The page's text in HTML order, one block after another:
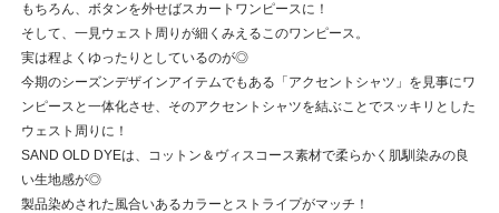
もちろん、ボタンを外せばスカートワンピースに！
そして、一見ウェスト周りが細くみえるこのワンピース。
実は程よくゆったりとしているのが◎
今期のシーズンデザインアイテムでもある「アクセントシャツ」を見事にワ
ンピースと一体化させ、そのアクセントシャツを結ぶことでスッキリとした
ウェスト周りに！
SAND OLD DYEは、コットン＆ヴィスコース素材で柔らかく肌馴染みの良
い生地感が◎
製品染めされた風合いあるカラーとストライプがマッチ！